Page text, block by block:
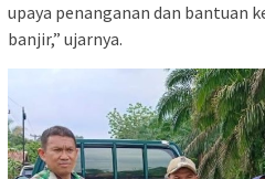
upaya penanganan dan bantuan
banjir,” ujarnya.